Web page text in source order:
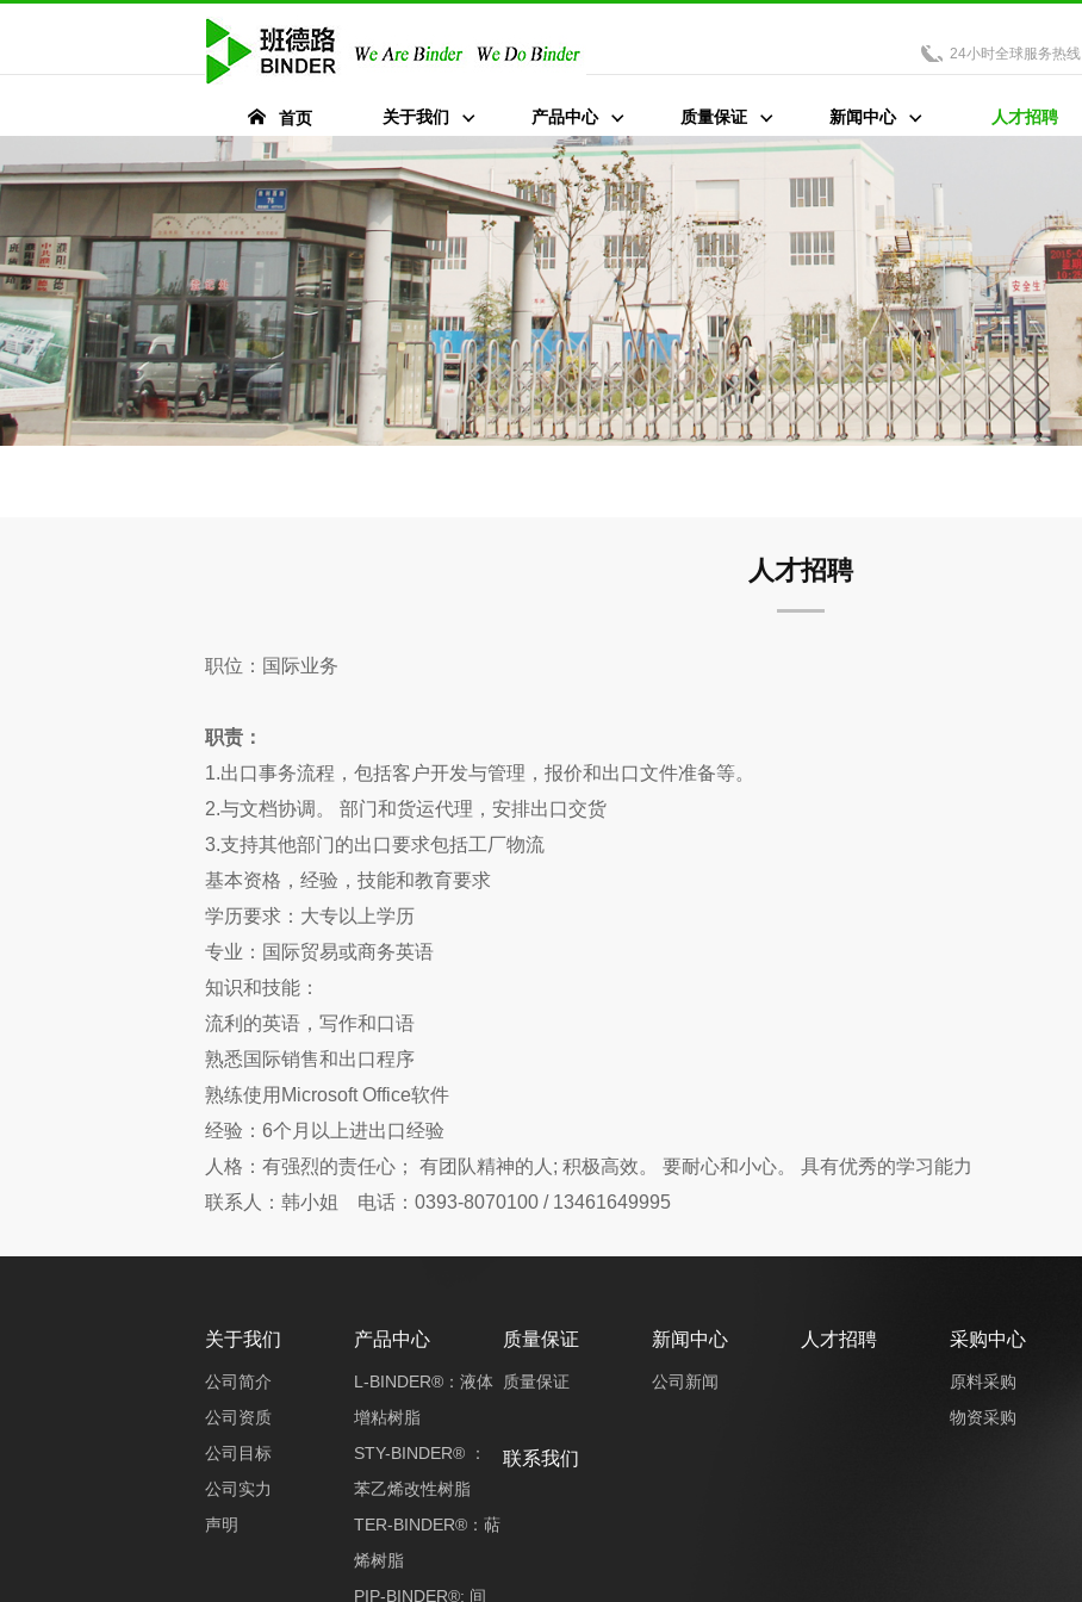
24小时全球服务热线
首页 关于我们 产品中心 质量保证 新闻中心 人才招聘
人才招聘
职位：国际业务
职责：
1.出口事务流程，包括客户开发与管理，报价和出口文件准备等。
2.与文档协调。 部门和货运代理，安排出口交货
3.支持其他部门的出口要求包括工厂物流
基本资格，经验，技能和教育要求
学历要求：大专以上学历
专业：国际贸易或商务英语
知识和技能：
流利的英语，写作和口语
熟悉国际销售和出口程序
熟练使用Microsoft Office软件
经验：6个月以上进出口经验
人格：有强烈的责任心； 有团队精神的人; 积极高效。 要耐心和小心。 具有优秀的学习能力
联系人：韩小姐 电话：0393-8070100 / 13461649995
关于我们
公司简介
公司资质
公司目标
公司实力
声明
产品中心
L-BINDER®：液体
增粘树脂
STY-BINDER® ：
苯乙烯改性树脂
TER-BINDER®：萜
烯树脂
PIP-BINDER®: 间
质量保证
质量保证
新闻中心
公司新闻
人才招聘 采购中心
原料采购
物资采购
联系我们